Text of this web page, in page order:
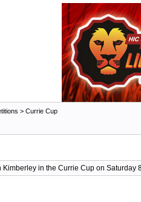
> Currie Cup
in the Currie Cup on Saturday